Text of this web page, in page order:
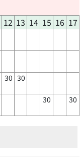
12 13 14 15 16 17
30 30
30 30